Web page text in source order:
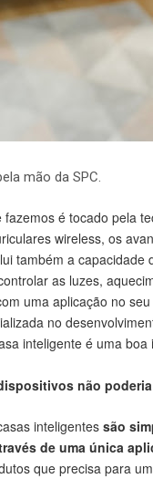
mão da SPC.
é tocado pela
wireless, os
também a
as luzes,
uma aplicação no
no
inteligente é uma
não
inteligentes são
de uma única
que precisa para